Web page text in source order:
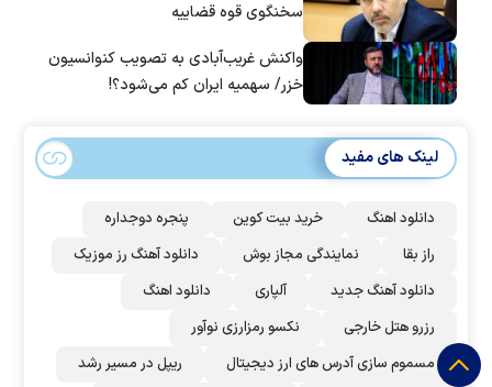
سخنگوی قوه قضاییه
واکنش غریب‌آبادی به تصویب کنوانسیون
خزر/ سهمیه ایران کم می‌شود؟!
لینک های مفید
دانلود اهنگ خرید بیت کوین
پنجره دوجداره
راز بقا
نمایندگی مجاز بوش
دانلود آهنگ رز‌ موزیک
دانلود آهنگ جدید
آلپاری
دانلود اهنگ
رزرو هتل خارجی
نکسو رمزارزی نوآور
مسموم سازی آدرس های ارز دیجیتال
ریپل در مسیر رشد